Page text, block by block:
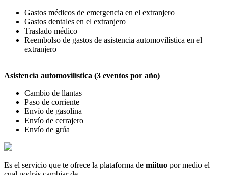
Gastos médicos de emergencia en el extranjero
Gastos dentales en el extranjero
Traslado médico
Reembolso de gastos de asistencia automovilística en el
extranjero
Asistencia automovilística (3 eventos por año)
Cambio de llantas
Paso de corriente
Envío de gasolina
Envío de cerrajero
Envío de grúa
Es el servicio que te ofrece la plataforma de miituo por medio el